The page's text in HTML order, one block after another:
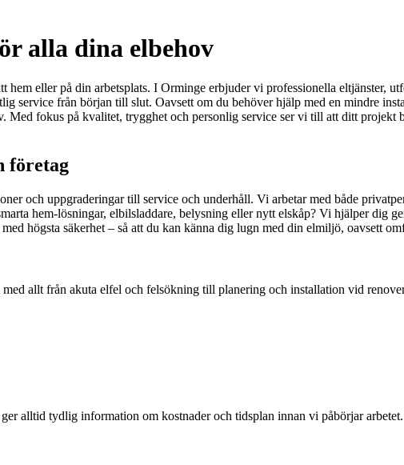
alla dina elbehov
eller på din arbetsplats. I Orminge erbjuder vi professionella eltjänster,
service från början till slut. Oavsett om du behöver hjälp med en mindre
Med fokus på kvalitet, trygghet och personlig service ser vi till att ditt projekt
företag
och uppgraderingar till service och underhåll. Vi arbetar med både
hem-lösningar, elbilsladdare, belysning eller nytt elskåp? Vi hjälper dig
högsta säkerhet – så att du kan känna dig lugn med din elmiljö, oavsett
allt från akuta elfel och felsökning till planering och installation vid
alltid tydlig information om kostnader och tidsplan innan vi påbörjar